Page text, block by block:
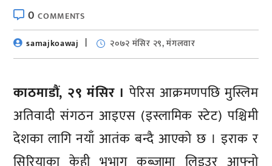
0COMMENTS
samajkoawaj
२०७२ मंसिर २९, मंगलवार
काठमाडौं, २९ मंसिर । पेरिस आक्रमणपछि मुस्लिम
अतिवादी संगठन आइएस (इस्लामिक स्टेट) पश्चिमी
देशका लागि नयाँ आतंक बन्दै आएको छ । इराक र